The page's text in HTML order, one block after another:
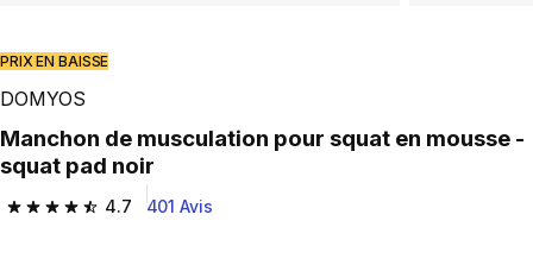
PRIX EN BAISSE
DOMYOS
Manchon de musculation pour squat en mousse -
squat pad noir
4.7
4.7 out of 5 stars from 401 reviews
401 Avis